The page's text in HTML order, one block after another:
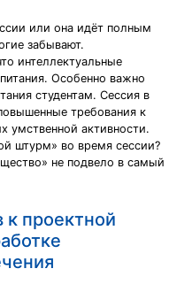
или она идёт полным
забывают.
интеллектуальные
Особенно важно
студентам. Сессия в
требования к
умственной активности.
штурм» во время сессии?
не подвело в самый
к проектной